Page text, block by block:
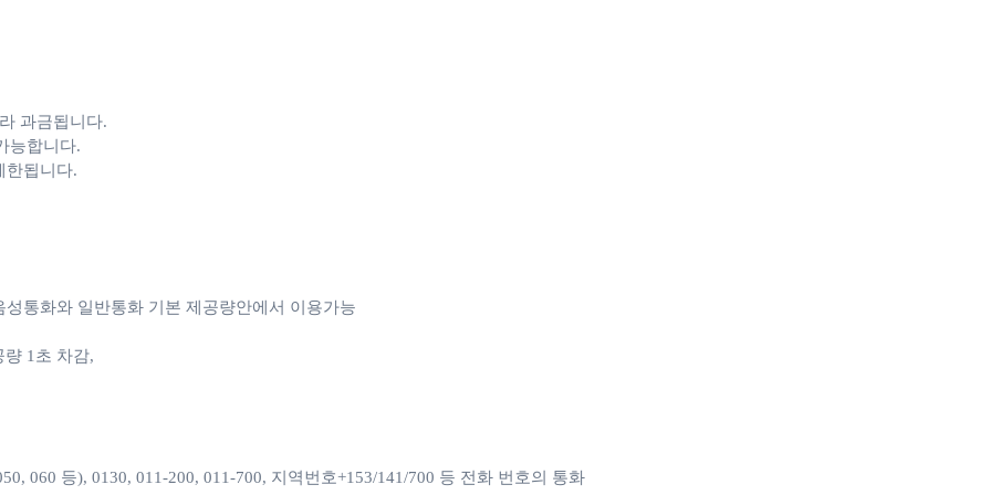
과금됩니다.
능합니다.
한됩니다.
통화와 일반통화 기본 제공량안에서 이용가능
1초 차감,
060 등), 0130, 011-200, 011-700, 지역번호+153/141/700 등 전화 번호의 통화